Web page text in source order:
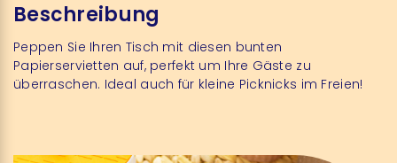
Beschreibung
Peppen Sie Ihren Tisch mit diesen bunten
Papierservietten auf, perfekt um Ihre Gäste zu
überraschen. Ideal auch für kleine Picknicks im Freien!